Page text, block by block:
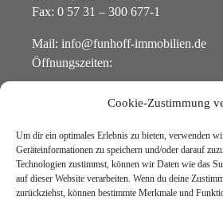
Cookie-Zustimmung
Um dir ein optimales Erlebnis zu bieten, verwenden
Geräteinformationen zu speichern und/oder darauf
Technologien zustimmst, können wir Daten wie das
auf dieser Website verarbeiten. Wenn du deine
zurückziehst, können bestimmte Merkmale und
Fax: 0 57 31 – 300 677-1
Mail: info@funhoff-immobilien.de
Öffnungszeiten:
Montag – Donnerstag
14:00 – 17:00 Uhr
(und nach Terminabsprache)